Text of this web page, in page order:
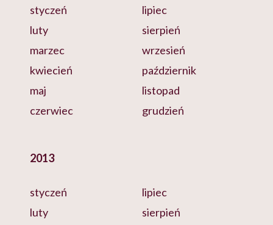
styczeń
luty
marzec
kwiecień
maj
czerwiec
lipiec
sierpień
wrzesień
październik
listopad
grudzień
2013
styczeń
luty
lipiec
sierpień